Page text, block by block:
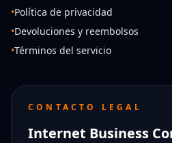
•Política de privacidad
•Devoluciones y reembolsos
•Términos del servicio
CONTACTO LEGAL
Internet Business